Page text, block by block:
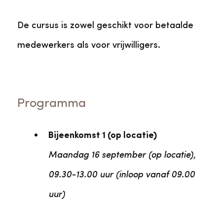
De cursus is zowel geschikt voor betaalde
medewerkers als voor vrijwilligers.
Programma
Bijeenkomst 1 (op locatie)
Maandag 16 september (op locatie),
09.30-13.00 uur (inloop vanaf 09.00
uur)